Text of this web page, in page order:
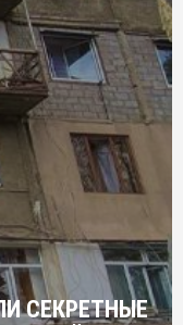
СЕКРЕТНЫЕ